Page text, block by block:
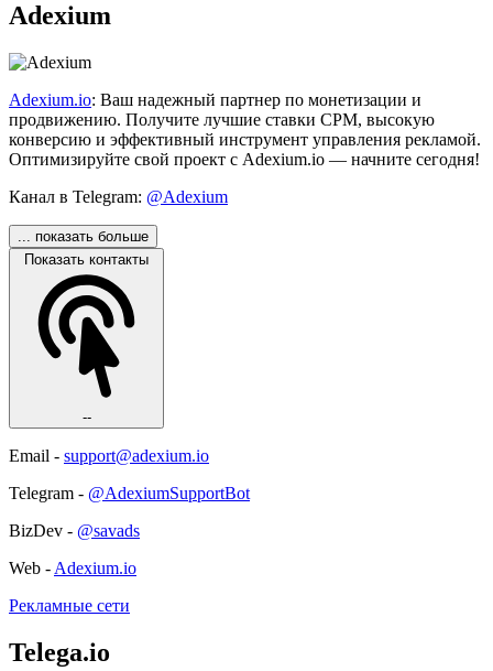
Adexium
Adexium.io: Ваш надежный партнер по монетизации и
продвижению. Получите лучшие ставки CPM, высокую
конверсию и эффективный инструмент управления рекламой.
Оптимизируйте свой проект с Adexium.io — начните сегодня!
Канал в Telegram: @Adexium
... показать больше
Показать контакты
--
Email - support@adexium.io
Telegram - @AdexiumSupportBot
BizDev - @savads
Web - Adexium.io
Рекламные сети
Telega.io